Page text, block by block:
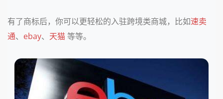
有了商标后，你可以更轻松的入驻跨境类商城，比如速卖
通、 ebay、 天猫等等。